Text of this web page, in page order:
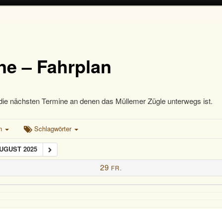
– Fahrplan
nächsten Termine an denen das Müllemer Zügle unterwegs ist.
Schlagwörter
2025
29 FR.